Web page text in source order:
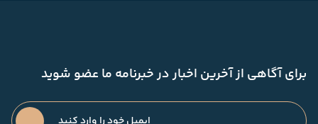
برای آگاهی از آخرین اخبار در خبرنامه ما عضو شوید